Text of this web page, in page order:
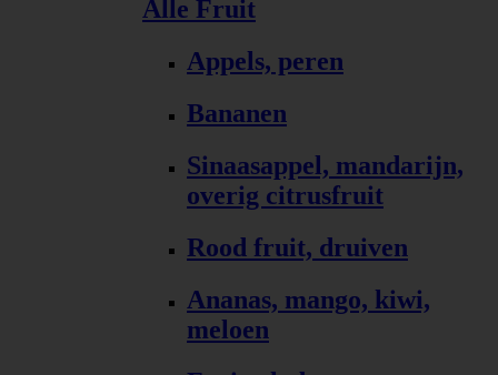
Alle Fruit
Appels, peren
Bananen
Sinaasappel, mandarijn,
overig citrusfruit
Rood fruit, druiven
Ananas, mango, kiwi,
meloen